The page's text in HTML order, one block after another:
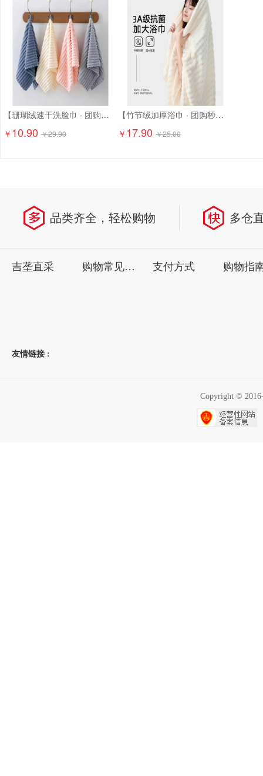
【珊瑚绒速干洗脸巾 · 团购特惠】10.9元抢6条！ 超柔软珊瑚绒，吸水强、速干不闷味，洗脸/卸妆/擦手都超舒服
￥ 10.90 ￥29.90
【竹节绒加厚浴巾 · 团购秒杀】17.9元抢2条！ 成人加大加厚，吸水快、超柔软！
￥ 17.90 ￥25.00
品类齐全，轻松购物 多仓
吉垄直采 购物常见问题 支付方式 购物指
友情链接 :
Copyright ©